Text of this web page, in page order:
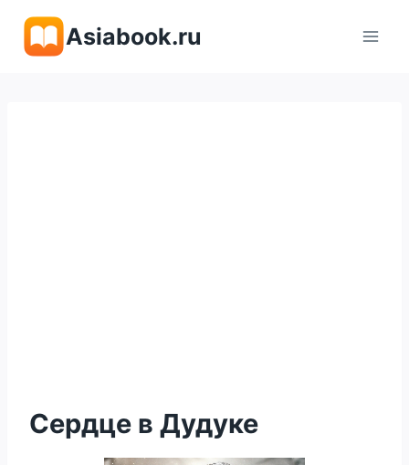
содержимому
Asiabook.ru
Сердце в Дудуке